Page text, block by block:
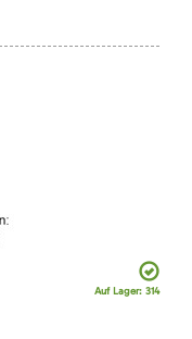
Auf Lager: 314